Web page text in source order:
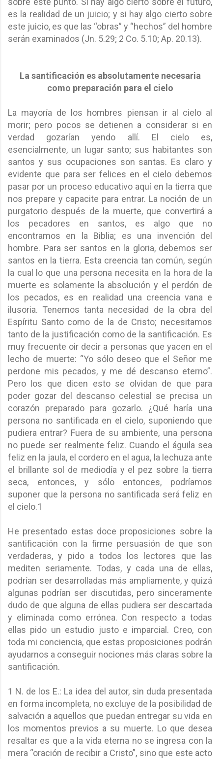
es la realidad de un juicio; y si hay algo cierto sobre
este juicio, es que las “obras” y “hechos” del hombre
serán examinados (Jn. 5.29; 2 Co. 5.10; Ap. 20.13).
La santificación es absolutamente necesaria
como preparación para el cielo
La mayoría de los hombres piensan ir al cielo al
morir; pero pocos se detienen a considerar si en
verdad gozarían yendo allí. El cielo es,
esencialmente, un lugar santo; sus habitantes son
santos y sus ocupaciones son santas. Es claro y
evidente que para ser felices en el cielo debemos
pasar por un proceso educativo aquí en la tierra que
nos prepare y capacite para entrar. La noción de un
purgatorio después de la muerte, que convertirá a
los pecadores en santos, es algo que no
encontramos en la Biblia; es una invención del
hombre. Para ser santos en la gloria, debemos ser
santos en la tierra. Esta creencia tan común, según
la cual lo que una persona necesita en la hora de la
muerte es solamente la absolución y el perdón de
los pecados, es en realidad una creencia vana e
ilusoria. Tenemos tanta necesidad de la obra del
Espíritu Santo como de la de Cristo; necesitamos
tanto de la justificación como de la santificación. Es
muy frecuente oir decir a personas que yacen en el
lecho de muerte: “Yo sólo deseo que el Señor me
perdone mis pecados, y me dé descanso eterno”.
Pero los que dicen esto se olvidan de que para
poder gozar del descanso celestial se precisa un
corazón preparado para gozarlo. ¿Qué haría una
persona no santificada en el cielo, suponiendo que
pudiera entrar? Fuera de su ambiente, una persona
no puede ser realmente feliz. Cuando el águila sea
feliz en la jaula, el cordero en el agua, la lechuza ante
el brillante sol de mediodía y el pez sobre la tierra
seca, entonces, y sólo entonces, podríamos
suponer que la persona no santificada será feliz en
el cielo.1
He presentado estas doce proposiciones sobre la
santificación con la firme persuasión de que son
verdaderas, y pido a todos los lectores que las
mediten seriamente. Todas, y cada una de ellas,
podrían ser desarrolladas más ampliamente, y quizá
algunas podrían ser discutidas, pero sinceramente
dudo de que alguna de ellas pudiera ser descartada
y eliminada como errónea. Con respecto a todas
ellas pido un estudio justo e imparcial. Creo, con
toda mi conciencia, que estas proposiciones podrán
ayudarnos a conseguir nociones más claras sobre la
santificación.
1 N. de los E.: La idea del autor, sin duda presentada
en forma incompleta, no excluye de la posibilidad de
salvación a aquellos que puedan entregar su vida en
los momentos previos a su muerte. Lo que desea
resaltar es que a la vida eterna no se ingresa con la
mera “oración de recibir a Cristo”, sino que este acto